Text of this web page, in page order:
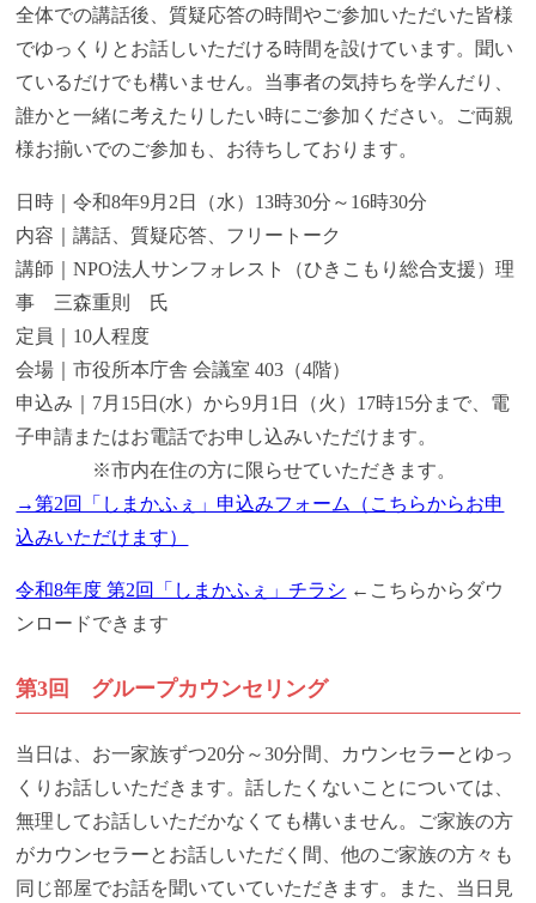
全体での講話後、質疑応答の時間やご参加いただいた皆様
でゆっくりとお話しいただける時間を設けています。聞い
ているだけでも構いません。当事者の気持ちを学んだり、
誰かと一緒に考えたりしたい時にご参加ください。ご両親
様お揃いでのご参加も、お待ちしております。
日時｜令和8年9月2日（水）13時30分～16時30分
内容｜講話、質疑応答、フリートーク
講師｜NPO法人サンフォレスト（ひきこもり総合支援）理
事 三森重則 氏
定員｜10人程度
会場｜市役所本庁舎 会議室 403（4階）
申込み｜7月15日(水）から9月1日（火）17時15分まで、電
子申請またはお電話でお申し込みいただけます。
※市内在住の方に限らせていただきます。
→第2回「しまかふぇ」申込みフォーム（こちらからお申
込みいただけます）
令和8年度 第2回「しまかふぇ」チラシ ←こちらからダウ
ンロードできます
第3回 グループカウンセリング
当日は、お一家族ずつ20分～30分間、カウンセラーとゆっ
くりお話しいただきます。話したくないことについては、
無理してお話しいただかなくても構いません。ご家族の方
がカウンセラーとお話しいただく間、他のご家族の方々も
同じ部屋でお話を聞いていていただきます。また、当日見